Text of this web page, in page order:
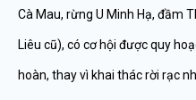
Cà Mau, rừng U Minh Hạ, đầm
Liêu cũ), có cơ hội được quy
hoàn, thay vì khai thác rời rạc